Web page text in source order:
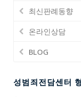
최신판례동향
온라인상담
BLOG
성범죄전담센터